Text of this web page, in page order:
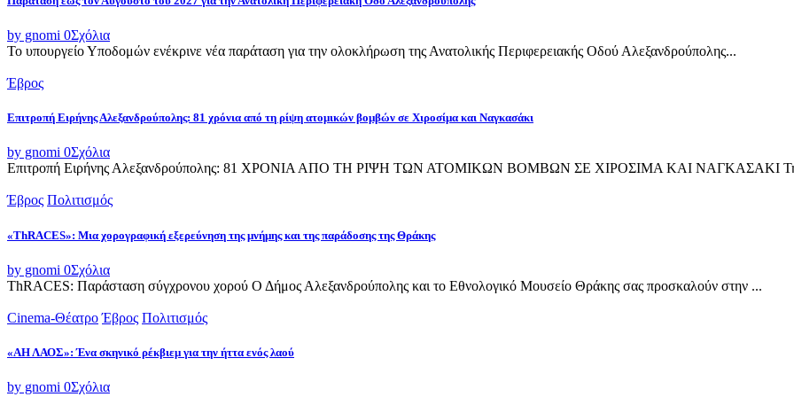
by gnomi 0Σχόλια
Το υπουργείο Υποδομών ενέκρινε νέα παράταση για την ολοκλήρωση της Ανατολικής Περιφερειακής Οδού Αλεξανδρούπολης...
Έβρος
Επιτροπή Ειρήνης Αλεξανδρούπολης: 81 χρόνια από τη ρίψη ατομικών βομβών σε Χιροσίμα και Ναγκασάκι
by gnomi 0Σχόλια
Επιτροπή Ειρήνης Αλεξανδρούπολης: 81 ΧΡΟΝΙΑ ΑΠΟ ΤΗ ΡΙΨΗ ΤΩΝ ΑΤΟΜΙΚΩΝ ΒΟΜΒΩΝ ΣΕ ΧΙΡΟΣΙΜΑ ΚΑΙ ΝΑΓΚΑΣΑΚΙ
Έβρος Πολιτισμός
«ThRACES»: Μια χορογραφική εξερεύνηση της μνήμης και της παράδοσης της Θράκης
by gnomi 0Σχόλια
ThRACES: Παράσταση σύγχρονου χορού Ο Δήμος Αλεξανδρούπολης και το Εθνολογικό Μουσείο Θράκης σας προσκαλούν στην ...
Cinema-Θέατρο Έβρος Πολιτισμός
«ΑΗ ΛΑΟΣ»: Ένα σκηνικό ρέκβιεμ για την ήττα ενός λαού
by gnomi 0Σχόλια